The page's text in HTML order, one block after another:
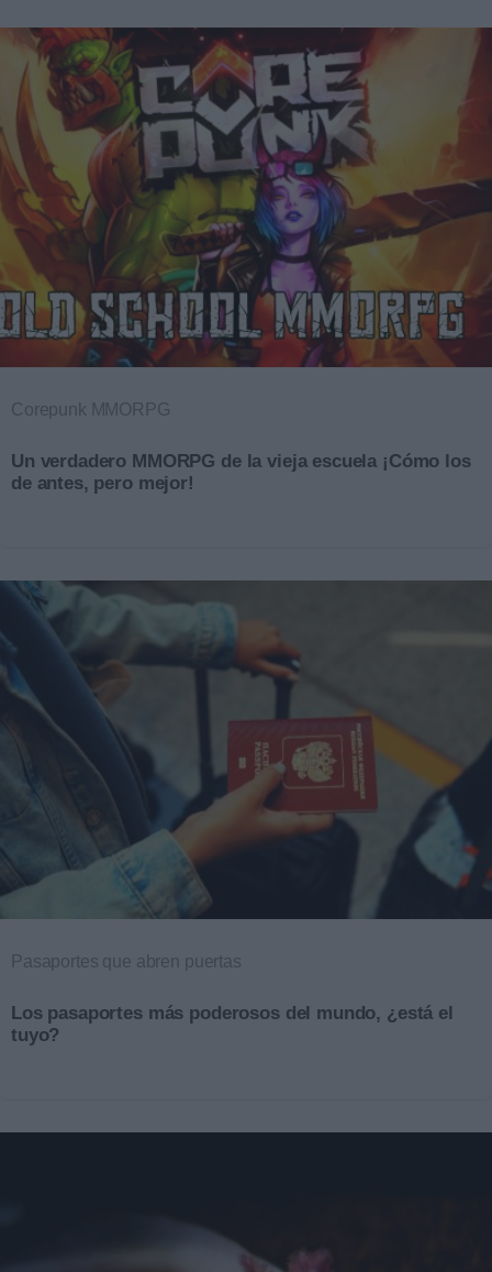
Corepunk MMORPG
Un verdadero MMORPG de la vieja escuela ¡Cómo los
de antes, pero mejor!
Pasaportes que abren puertas
Los pasaportes más poderosos del mundo, ¿está el
tuyo?